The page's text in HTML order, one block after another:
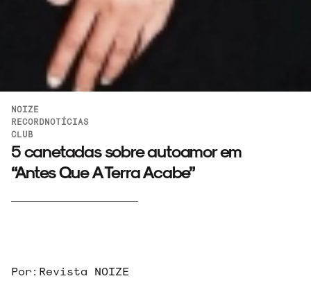
NOIZE
RECORD
CLUB
NOTÍCIAS
5 canetadas sobre autoamor em
“Antes Que A Terra Acabe”
Por: Revista NOIZE